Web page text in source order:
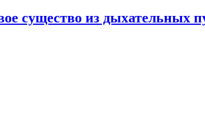
существо из дыхательных